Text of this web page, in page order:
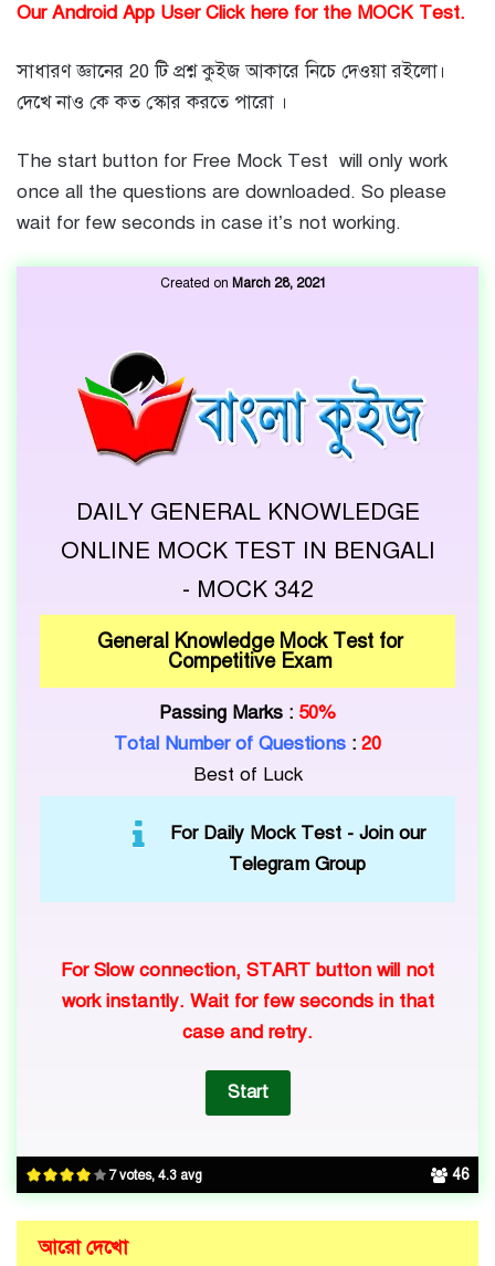
Our Android App User Click here for the MOCK Test.
সাধারণ জ্ঞানের 20 টি প্রশ্ন কুইজ আকারে নিচে দেওয়া রইলো।
দেখে নাও কে কত স্কোর করতে পারো ।
The start button for Free Mock Test will only work
once all the questions are downloaded. So please
wait for few seconds in case it’s not working.
7 votes, 4.3 avg 46
Created on March 28, 2021
DAILY GENERAL KNOWLEDGE
ONLINE MOCK TEST IN BENGALI
- MOCK 342
General Knowledge Mock Test for
Competitive Exam
Passing Marks : 50%
Total Number of Questions : 20
Best of Luck
For Daily Mock Test - Join our
Telegram Group
For Slow connection, START button will not
work instantly. Wait for few seconds in that
case and retry.
আরো দেখো